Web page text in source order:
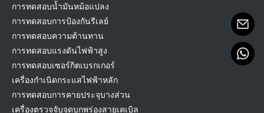
การทดสอบน้ำมันหม้อแปลง
การทดสอบการป้องกันรีเลย์
การทดสอบความต้านทาน
การทดสอบแรงดันไฟฟ้าสูง
การทดสอบเซอร์กิตเบรกเกอร์
เครื่องกำเนิดกระแสไฟฟ้าหลัก
การทดสอบการคายประจุบางส่วน
เครื่องตรวจจับจุดบกพร่องสายเคเบิล